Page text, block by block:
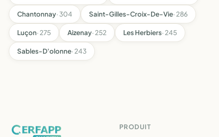
Chantonnay· 304 Saint-Gilles-Croix-De-Vie· 286
Luçon· 275 Aizenay· 252 Les Herbiers· 245
Sables-D'olonne· 243
PRODUIT